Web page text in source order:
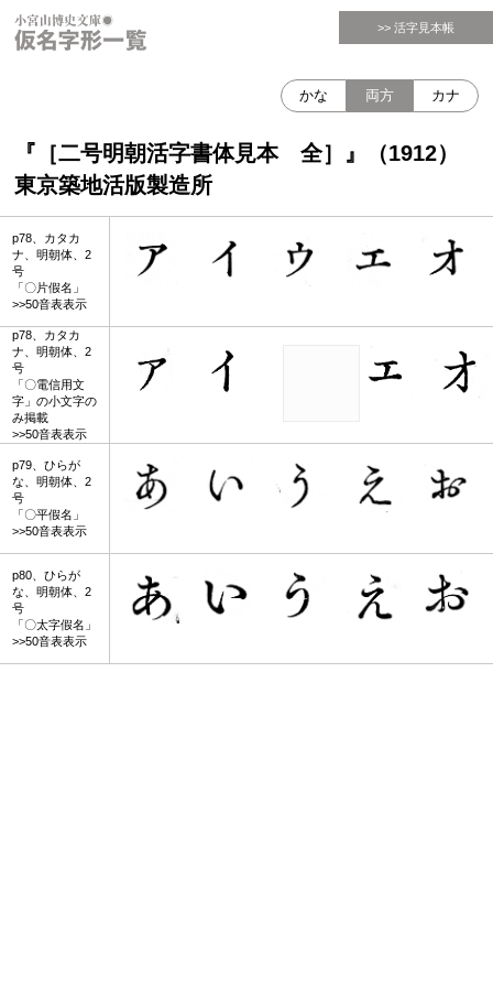
>> 活字見本帳
『［二号明朝活字書体見本 全］』（1912）
東京築地活版製造所
かな 両方 カナ
p78、カタカ
ナ、明朝体、2
号
「〇片假名」
>>50音表表示
p78、カタカ
ナ、明朝体、2
号
「〇電信用文
字」の小文字の
み掲載
>>50音表表示
p79、ひらが
な、明朝体、2
号
「〇平假名」
>>50音表表示
p80、ひらが
な、明朝体、2
号
「〇太字假名」
>>50音表表示